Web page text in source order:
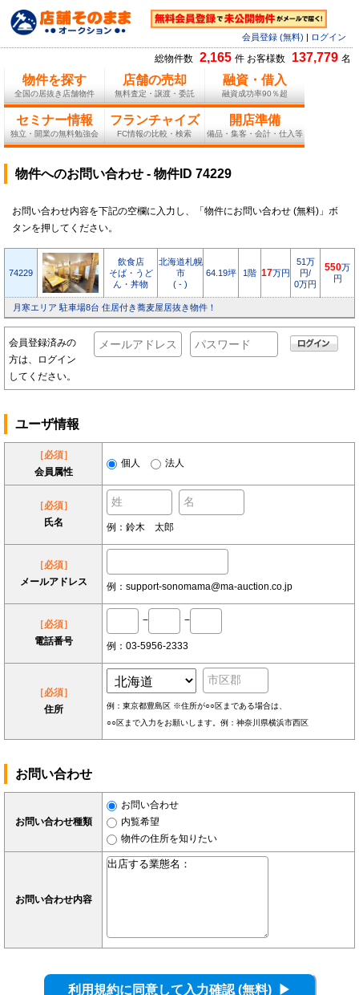
会員登録 (無料) ログイン
総物件数 2,165 件 お客様数 137,779 名
物件を探す
全国の居抜き店舗物件
店舗の売却
無料査定・譲渡・委託
融資・借入
融資成功率90％超
セミナー情報
独立・開業の無料勉強会
フランチャイズ
FC情報の比較・検索
開店準備
備品・集客・会計・仕入等
物件へのお問い合わせ - 物件ID 74229
お問い合わせ内容を下記の空欄に入力し、「物件にお問い合わせ (無料)」ボ
タンを押してください。
74229
飲食店
そば・うど
ん・丼物
北海道札幌
市
( - )
64.19坪 1階 17万円
51万
円/
0万円
550万
円
月寒エリア 駐車場8台 住居付き蕎麦屋居抜き物件！
会員登録済みの
方は、ログイン
してください。
ユーザ情報
［必須］
会員属性
個人 法人
［必須］
氏名
例：鈴木 太郎
［必須］
メールアドレス
例：support-sonomama@ma-auction.co.jp
［必須］
電話番号
− −
例：03-5956-2333
［必須］
住所
例：東京都豊島区 ※住所が○○区まである場合は、
○○区まで入力をお願いします。例：神奈川県横浜市西区
お問い合わせ
お問い合わせ種類
お問い合わせ
内覧希望
物件の住所を知りたい
お問い合わせ内容